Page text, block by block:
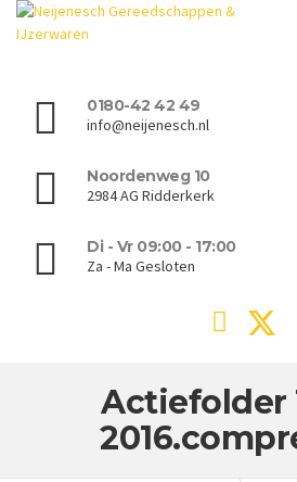
0180-42 42 49
info@neijenesch.nl
Noordenweg 10
2984 AG Ridderkerk
Di - Vr 09:00 - 17:00
Za - Ma Gesloten
Actiefolder